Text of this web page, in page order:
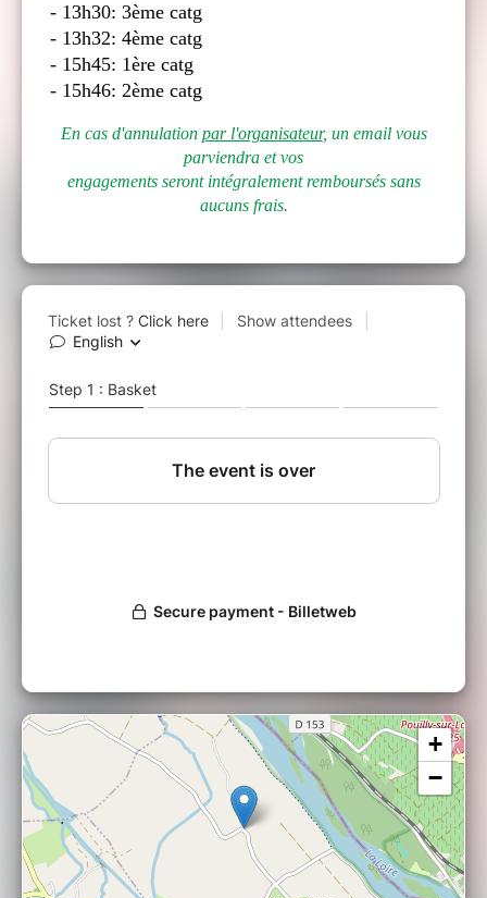
- 13h30: 3ème catg
- 13h32: 4ème catg
- 15h45: 1ère catg
- 15h46: 2ème catg
En cas d'annulation par l'organisateur, un email vous
parviendra et vos
engagements seront intégralement remboursés sans
aucuns frais.
+
−